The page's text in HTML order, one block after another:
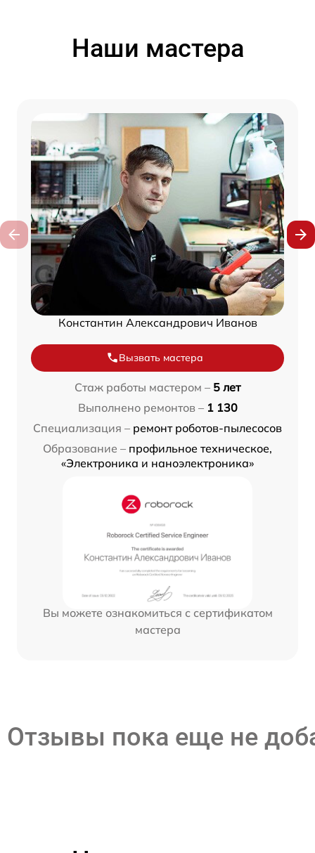
Наши мастера
Константин Александрович Иванов
Вызвать мастера
Стаж работы мастером – 5 лет
Выполнено ремонтов – 1 130
Специализация – ремонт роботов-пылесосов
Образование – профильное техническое,
«Электроника и наноэлектроника»
Вы можете ознакомиться с сертификатом
мастера
Отзывы пока еще не